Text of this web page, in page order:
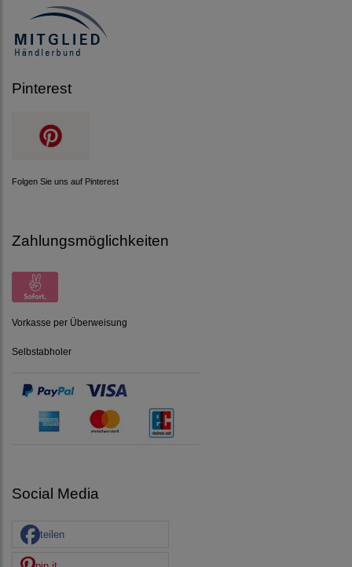
Pinterest
Folgen Sie uns auf Pinterest
Zahlungsmöglichkeiten
Vorkasse per Überweisung
Selbstabholer
Social Media
teilen